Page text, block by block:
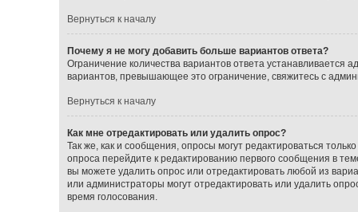
Вернуться к началу
Почему я не могу добавить больше вариантов ответа?
Ограничение количества вариантов ответа
вариантов, превышающее это ограничение, свяжитесь с
Вернуться к началу
Как мне отредактировать или удалить опрос?
Так же, как и сообщения, опросы могут редактироваться
опроса перейдите к редактированию первого сообщения в
вы можете удалить опрос или отредактировать любой из
или администраторы могут отредактировать или удалить
время голосования.